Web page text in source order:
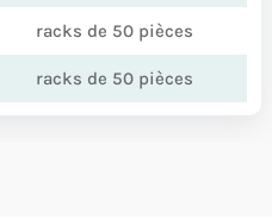
racks de 50 pièces
racks de 50 pièces